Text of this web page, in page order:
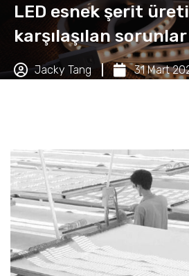
LED esnek şerit
karşılaşılan sorunlar
Jacky Tang 31 Mart